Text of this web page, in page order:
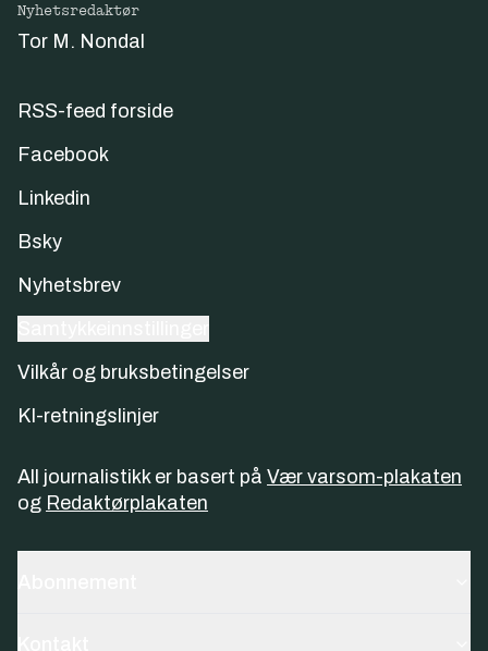
Nyhetsredaktør
Tor M. Nondal
RSS-feed forside
Facebook
Linkedin
Bsky
Nyhetsbrev
Vilkår og bruksbetingelser
KI-retningslinjer
All journalistikk er basert på Vær varsom-plakaten
og Redaktørplakaten